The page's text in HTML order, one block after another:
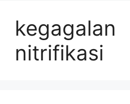
kegagalan
nitrifikasi